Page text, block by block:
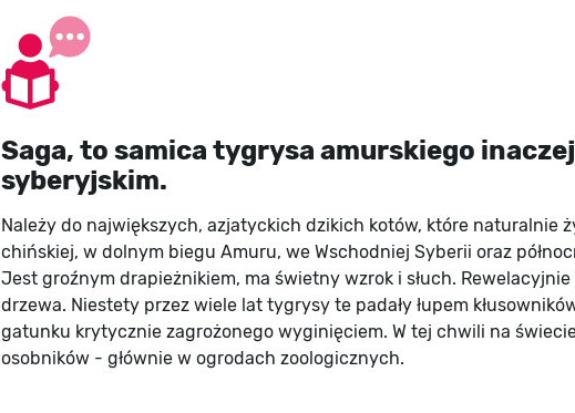
Saga, to samica tygrysa amurskiego
syberyjskim.
Należy do największych, azjatyckich dzikich kotów, które naturalnie
chińskiej, w dolnym biegu Amuru, we Wschodniej Syberii oraz
Jest groźnym drapieżnikiem, ma świetny wzrok i słuch.
drzewa. Niestety przez wiele lat tygrysy te padały łupem
gatunku krytycznie zagrożonego wyginięciem. W tej chwili na
osobników - głównie w ogrodach zoologicznych.